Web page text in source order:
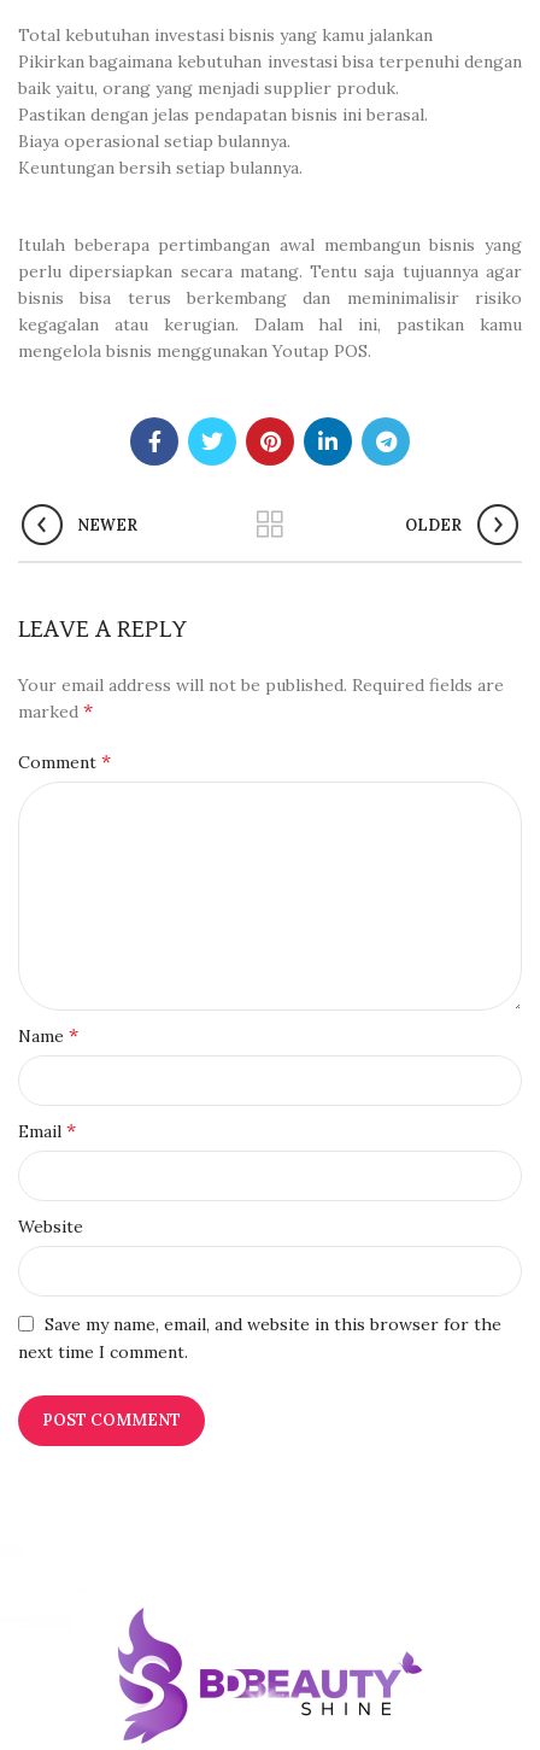
Total kebutuhan investasi bisnis yang kamu jalankan
Pikirkan bagaimana kebutuhan investasi bisa terpenuhi dengan
baik yaitu, orang yang menjadi supplier produk.
Pastikan dengan jelas pendapatan bisnis ini berasal.
Biaya operasional setiap bulannya.
Keuntungan bersih setiap bulannya.
Itulah beberapa pertimbangan awal membangun bisnis yang
perlu dipersiapkan secara matang. Tentu saja tujuannya agar
bisnis bisa terus berkembang dan meminimalisir risiko
kegagalan atau kerugian. Dalam hal ini, pastikan kamu
mengelola bisnis menggunakan Youtap POS.
NEWER OLDER
LEAVE A REPLY
Your email address will not be published. Required fields are
marked *
Comment *
Name *
Email *
Website
Save my name, email, and website in this browser for the
next time I comment.